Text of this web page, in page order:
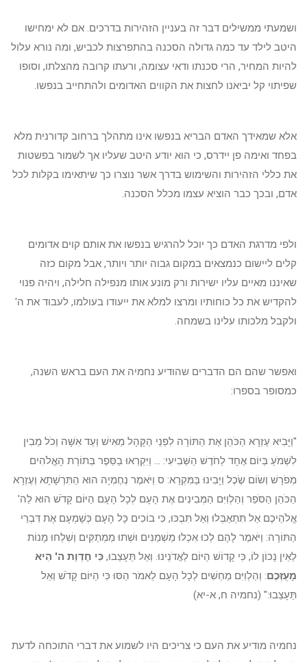
ושמעתי ממשילים דבר זה בעניין הזהירות בדרכים. אם לא ימחישו
היטב לילד עד כמה גדולה הסכנה בהתפרצות לכביש, ומה נורא עלול
להיות המחיר, הרי סכנתו ודאי עצומה, ורעתו קרובה מהצלתו, וסופו
שפיתוי קל יביאנו לחצות את הקווים האדומים ולהתחייב בנפשו.
אלא שמאידך האדם הבריא בנפשו אינו מתהלך ברחוב קדורנית מלא
בפחד ואימה פן יידרס, כי הוא יודע היטב שעליו אך לשמור בפשטות
את כללי הזהירות והשימוש בדרך אשר נוצרו כך שיתאימו בקלות לכל
אדם, ובכך כבר הוציא עצמו מכלל הסכנה.
ולפי מדרגת האדם כך יוכל להרגיש בנפשו את אותם קוים אדומים
קלים ליישום כנמצאים במקום גבוה יותר ויותר, אבל מקום כזה
שאיננו מאיים עליו ישירות ורק מונע אותו מנפילה חלילה, ויהיה פנוי
להקדיש את כל כוחותיו ומרצו למלא את ייעודו בעולמו, לעבוד את ה'
ולקבל מלכותו עלינו בשמחה.
ואפשר שהם הם הדברים שהודיע נחמיה את העם בראש השנה,
כמסופר בספרו:
"וַיָּבִיא עֶזְרָא הַכֹּהֵן אֶת הַתּוֹרָה לִפְנֵי הַקָּהָל מֵאִישׁ וְעַד אִשָּׁה וְכֹל מֵבִין
לִשְׁמֹעַ בְּיוֹם אֶחָד לַחֹדֶשׁ הַשְּׁבִיעִי: ... וַיִּקְרְאוּ בַסֵּפֶר בְּתוֹרַת הָאֱלֹהִים
מְפֹרָשׁ וְשׂוֹם שֶׂכֶל וַיָּבִינוּ בַּמִּקְרָא: ס וַיֹּאמֶר נְחֶמְיָה הוּא הַתִּרְשָׁתָא וְעֶזְרָא
הַכֹּהֵן הַסֹּפֵר וְהַלְוִיִּם הַמְּבִינִים אֶת הָעָם לְכָל הָעָם הַיּוֹם קָדֹשׁ הוּא לַה'
אֱלֹהֵיכֶם אַל תִּתְאַבְּלוּ וְאַל תִּבְכּוּ, כִּי בוֹכִים כָּל הָעָם כְּשָׁמְעָם אֶת דִּבְרֵי
הַתּוֹרָה: וַיֹּאמֶר לָהֶם לְכוּ אִכְלוּ מַשְׁמַנִּים וּשְׁתוּ מַמְתַקִּים וְשִׁלְחוּ מָנוֹת
לְאֵין נָכוֹן לוֹ, כִּי קָדוֹשׁ הַיּוֹם לַאֲדֹנֵינוּ. וְאַל תֵּעָצֵבוּ, כִּי חֶדְוַת ה' הִיא
מָעֻזְּכֶם: וְהַלְוִיִּם מַחְשִׁים לְכָל הָעָם לֵאמֹר הַסּוּ כִּי הַיּוֹם קָדֹשׁ וְאַל
תֵּעָצֵבוּ:" (נחמיה ח, א-יא)
נחמיה מודיע את העם כי צריכים היו לשמוע את דברי התוכחה לדעת